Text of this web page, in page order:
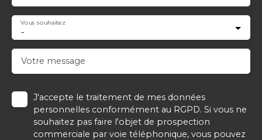
-
Vous souhaitez
Votre message
J'accepte le traitement de mes données
personnelles conformément au RGPD. Si vous ne
souhaitez pas faire l'objet de prospection
commerciale par voie téléphonique, vous pouvez